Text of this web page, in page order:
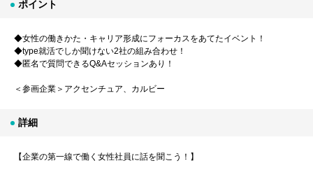
ポイント
◆女性の働きかた・キャリア形成にフォーカスをあてたイベント！
◆type就活でしか聞けない2社の組み合わせ！
◆匿名で質問できるQ&Aセッションあり！
＜参画企業＞アクセンチュア、カルビー
詳細
【企業の第一線で働く女性社員に話を聞こう！】